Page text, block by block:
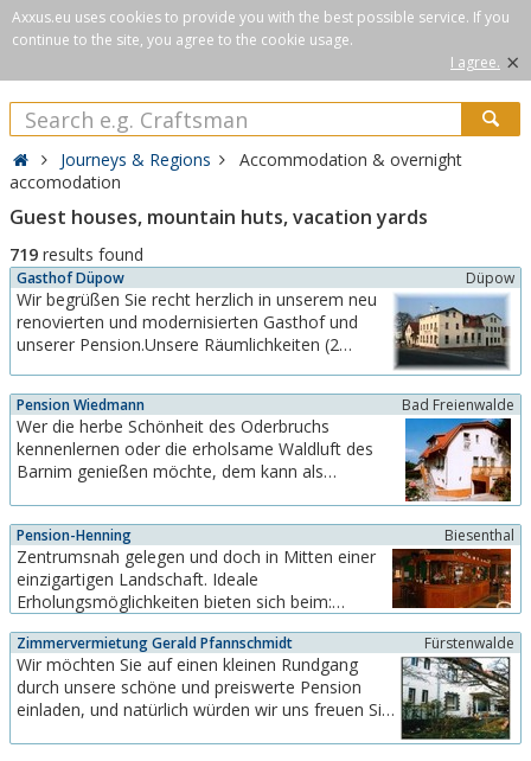
Axxus.eu uses cookies to provide you with the best possible service. If you
continue to the site, you agree to the cookie usage.
I agree. ×
Journeys & Regions
Accommodation & overnight
accomodation
Guest houses, mountain huts, vacation yards
719 results found
Gasthof Düpow Düpow
Wir begrüßen Sie recht herzlich in unserem neu
renovierten und modernisierten Gasthof und
unserer Pension.Unsere Räumlichkeiten (2
bis zu 75 Personen)bieten sich für Feiern jeder
Art an.Egal ob Betriebsfeier, Firmenjubiläum
oder Geburtstagfeier, wir sorgen für Ihr
leibliches...
Pension Wiedmann Bad Freienwalde
Wer die herbe Schönheit des Oderbruchs
kennenlernen oder die erholsame Waldluft des
Barnim genießen möchte, dem kann als
Doppelzimmern stehen zu Ihrer Verfügung, auf
Wunsch ist Frühstücksversorgung möglich.
Zweiradfreunde können bei...
Pension-Henning Biesenthal
Zentrumsnah gelegen und doch in Mitten einer
einzigartigen Landschaft. Ideale
Erholungsmöglichkeiten bieten sich beim:
vorhanden). Gastronomiebereich geeignet für
Jubiläumsfeiern bis 35 Personen, preislich sehr
günstig, mit eventueller Übernachtung. Unser
Objekt liegt an der B2, 35km...
Zimmervermietung Gerald Pfannschmidt Fürstenwalde
Wir möchten Sie auf einen kleinen Rundgang
durch unsere schöne und preiswerte Pension
einladen, und natürlich würden wir uns freuen Sie